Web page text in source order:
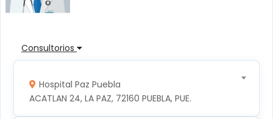
Consultorios
Hospital Paz Puebla
ACATLAN 24, LA PAZ, 72160 PUEBLA, PUE.